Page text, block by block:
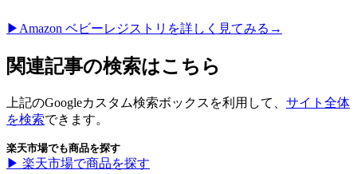
▶︎Amazon ベビーレジストリを詳しく見てみる→
関連記事の検索はこちら
上記のGoogleカスタム検索ボックスを利用して、 サイト全体
を検索できます。
楽天市場でも商品を探す
▶︎ 楽天市場で商品を探す